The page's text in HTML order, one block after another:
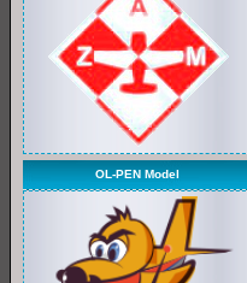
OL-PEN Model